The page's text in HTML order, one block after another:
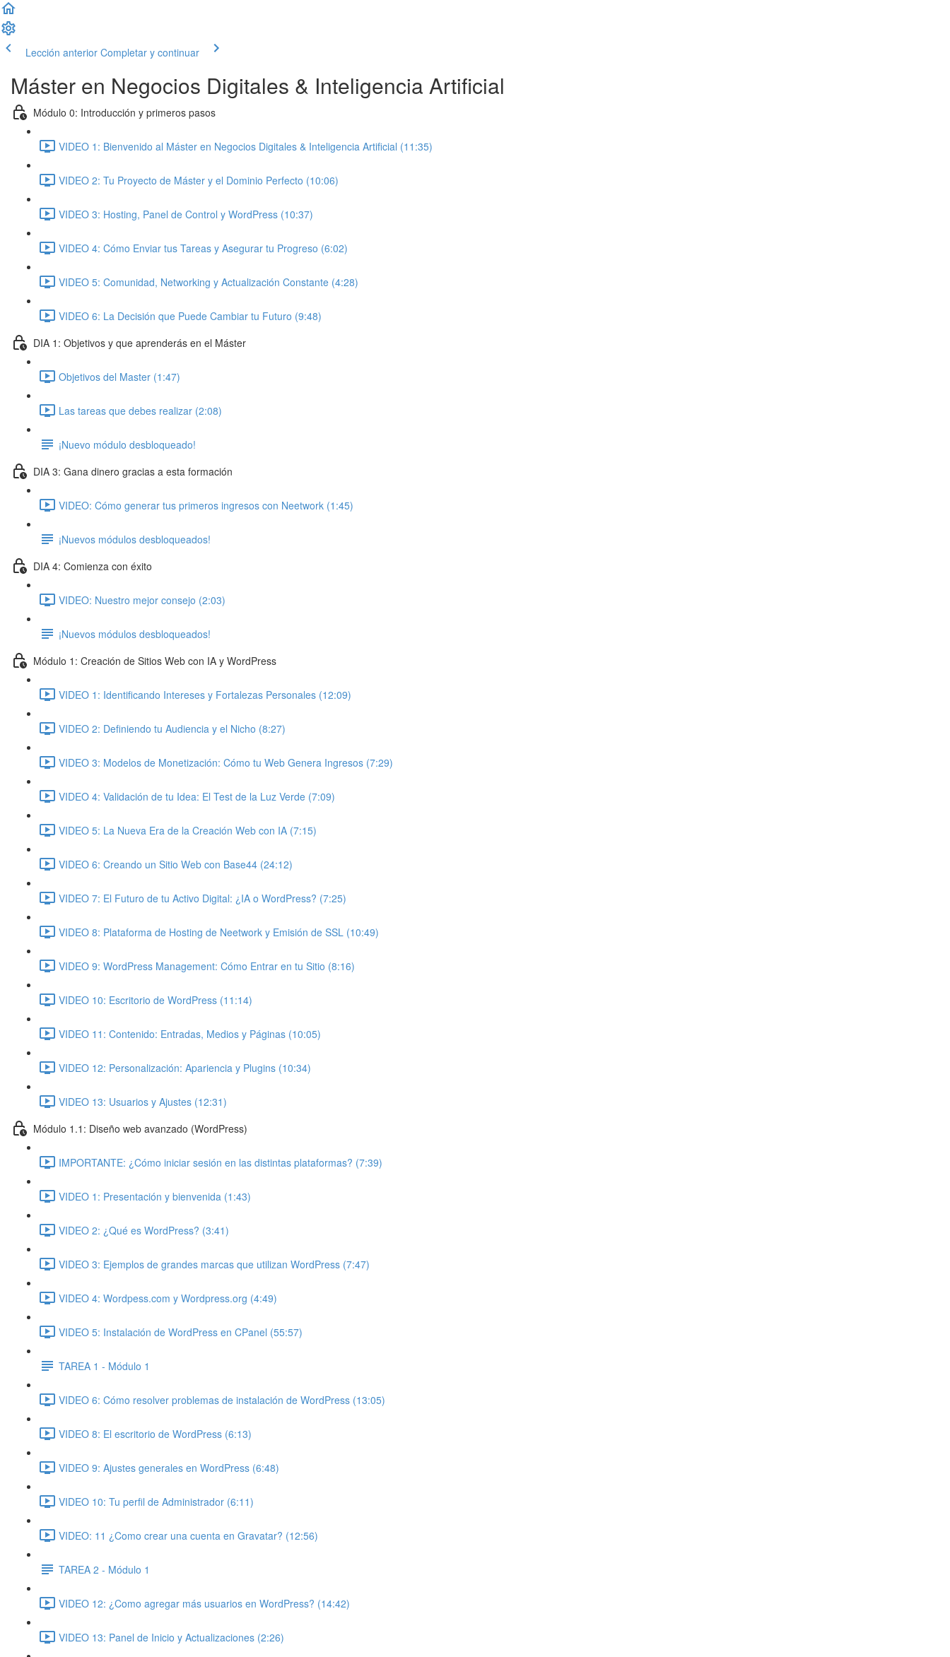
Lección anterior Completar y continuar
Máster en Negocios Digitales & Inteligencia Artificial
Módulo 0: Introducción y primeros pasos
VIDEO 1: Bienvenido al Máster en Negocios Digitales & Inteligencia Artificial (11:35)
VIDEO 2: Tu Proyecto de Máster y el Dominio Perfecto (10:06)
VIDEO 3: Hosting, Panel de Control y WordPress (10:37)
VIDEO 4: Cómo Enviar tus Tareas y Asegurar tu Progreso (6:02)
VIDEO 5: Comunidad, Networking y Actualización Constante (4:28)
VIDEO 6: La Decisión que Puede Cambiar tu Futuro (9:48)
DIA 1: Objetivos y que aprenderás en el Máster
Objetivos del Master (1:47)
Las tareas que debes realizar (2:08)
¡Nuevo módulo desbloqueado!
DIA 3: Gana dinero gracias a esta formación
VIDEO: Cómo generar tus primeros ingresos con Neetwork (1:45)
¡Nuevos módulos desbloqueados!
DIA 4: Comienza con éxito
VIDEO: Nuestro mejor consejo (2:03)
¡Nuevos módulos desbloqueados!
Módulo 1: Creación de Sitios Web con IA y WordPress
VIDEO 1: Identificando Intereses y Fortalezas Personales (12:09)
VIDEO 2: Definiendo tu Audiencia y el Nicho (8:27)
VIDEO 3: Modelos de Monetización: Cómo tu Web Genera Ingresos (7:29)
VIDEO 4: Validación de tu Idea: El Test de la Luz Verde (7:09)
VIDEO 5: La Nueva Era de la Creación Web con IA (7:15)
VIDEO 6: Creando un Sitio Web con Base44 (24:12)
VIDEO 7: El Futuro de tu Activo Digital: ¿IA o WordPress? (7:25)
VIDEO 8: Plataforma de Hosting de Neetwork y Emisión de SSL (10:49)
VIDEO 9: WordPress Management: Cómo Entrar en tu Sitio (8:16)
VIDEO 10: Escritorio de WordPress (11:14)
VIDEO 11: Contenido: Entradas, Medios y Páginas (10:05)
VIDEO 12: Personalización: Apariencia y Plugins (10:34)
VIDEO 13: Usuarios y Ajustes (12:31)
Módulo 1.1: Diseño web avanzado (WordPress)
IMPORTANTE: ¿Cómo iniciar sesión en las distintas plataformas? (7:39)
VIDEO 1: Presentación y bienvenida (1:43)
VIDEO 2: ¿Qué es WordPress? (3:41)
VIDEO 3: Ejemplos de grandes marcas que utilizan WordPress (7:47)
VIDEO 4: Wordpess.com y Wordpress.org (4:49)
VIDEO 5: Instalación de WordPress en CPanel (55:57)
TAREA 1 - Módulo 1
VIDEO 6: Cómo resolver problemas de instalación de WordPress (13:05)
VIDEO 8: El escritorio de WordPress (6:13)
VIDEO 9: Ajustes generales en WordPress (6:48)
VIDEO 10: Tu perfil de Administrador (6:11)
VIDEO: 11 ¿Como crear una cuenta en Gravatar? (12:56)
TAREA 2 - Módulo 1
VIDEO 12: ¿Como agregar más usuarios en WordPress? (14:42)
VIDEO 13: Panel de Inicio y Actualizaciones (2:26)